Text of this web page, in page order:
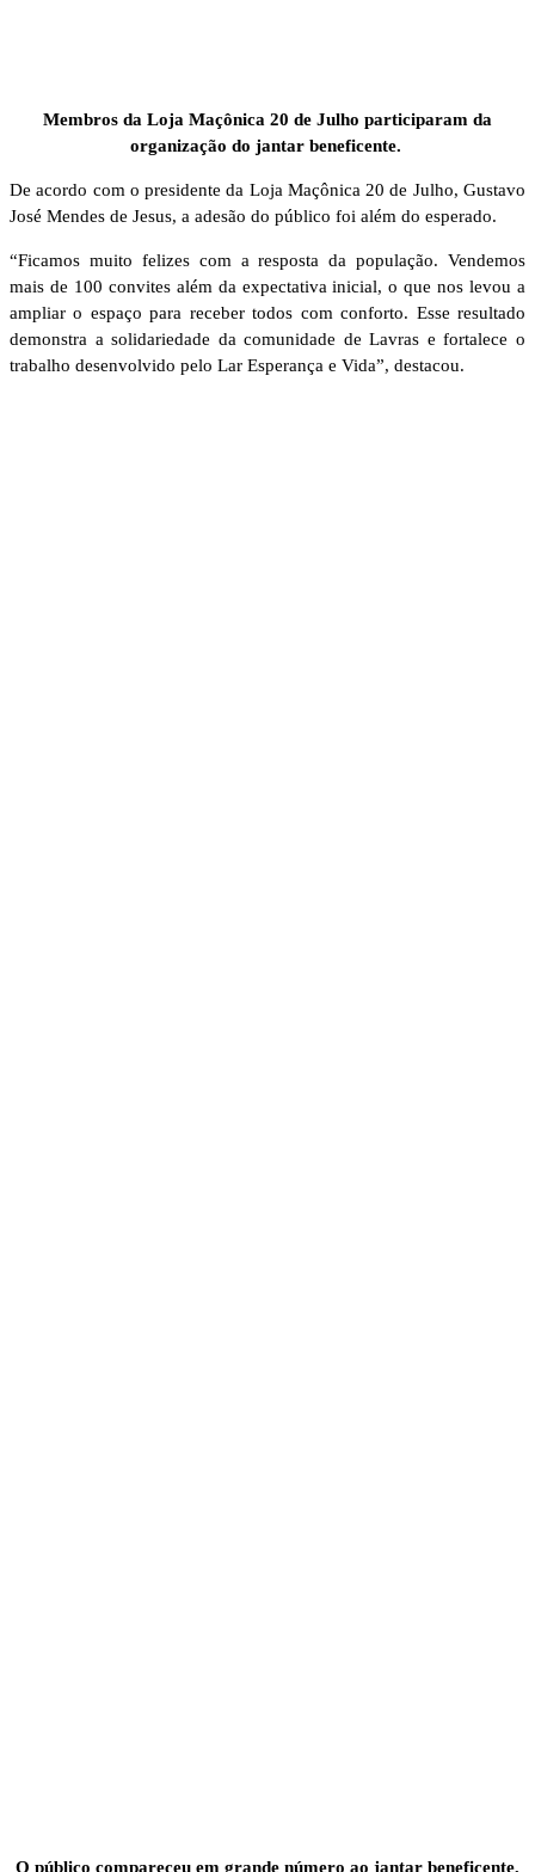
Membros da Loja Maçônica 20 de Julho participaram da
organização do jantar beneficente.
De acordo com o presidente da Loja Maçônica 20 de Julho, Gustavo
José Mendes de Jesus, a adesão do público foi além do esperado.
“Ficamos muito felizes com a resposta da população. Vendemos
mais de 100 convites além da expectativa inicial, o que nos levou a
ampliar o espaço para receber todos com conforto. Esse resultado
demonstra a solidariedade da comunidade de Lavras e fortalece o
trabalho desenvolvido pelo Lar Esperança e Vida”, destacou.
O público compareceu em grande número ao jantar beneficente,